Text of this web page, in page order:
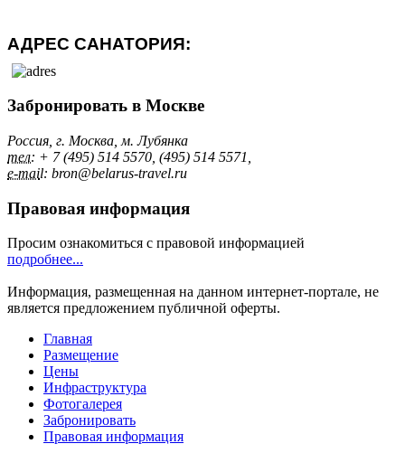
АДРЕС САНАТОРИЯ:
Забронировать в Москве
Россия, г. Москва, м. Лубянка
тел: + 7 (495) 514 5570, (495) 514 5571,
e-mail: bron@belarus-travel.ru
Правовая информация
Просим ознакомиться с правовой информацией
подробнее...
Информация, размещенная на данном интернет-портале, не
является предложением публичной оферты.
Главная
Размещение
Цены
Инфраструктура
Фотогалерея
Забронировать
Правовая информация